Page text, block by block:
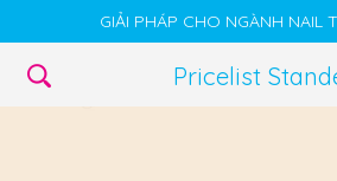
GIẢI PHÁP CHO NGÀNH NAIL
Pricelist